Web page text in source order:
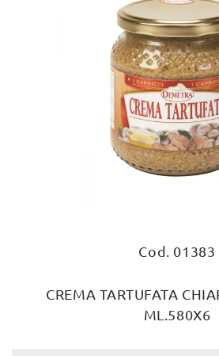
Cod. 01383
CREMA TARTUFATA
ML.580X6